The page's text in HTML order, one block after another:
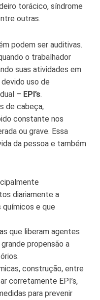
torácico, síndrome
outras.
podem ser auditivas.
o trabalhador
suas atividades em
uso de
– EPI’s.
de cabeça,
constante nos
ou grave. Essa
da pessoa e também
diariamente a
químicos e que
que liberam agentes
propensão a
construção, entre
corretamente EPI’s,
para prevenir